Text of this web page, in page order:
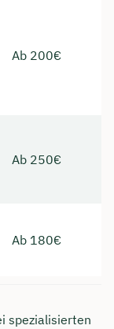
Ab 200€
Ab 250€
Ab 180€
spezialisierten